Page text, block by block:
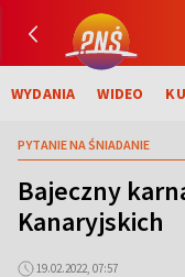
WYDANIA WIDEO
PYTANIE NA ŚNIADANIE
Bajeczny
Kanaryjskich
19.02.2022, 07:57